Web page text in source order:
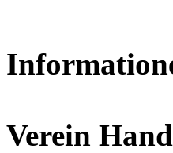
Verein